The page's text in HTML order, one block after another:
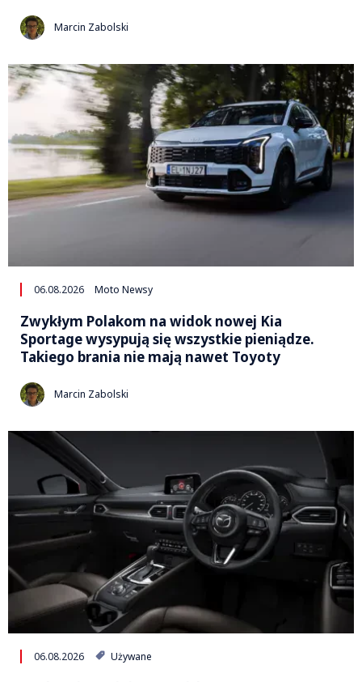
Marcin Zabolski
06.08.2026 Moto Newsy
Zwykłym Polakom na widok nowej Kia
Sportage wysypują się wszystkie pieniądze.
Takiego brania nie mają nawet Toyoty
Marcin Zabolski
06.08.2026 Używane